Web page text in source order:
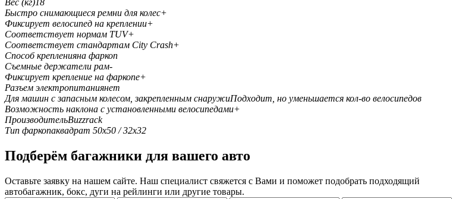
Быстро снимающиеся ремни для колес+
Фиксирует велосипед на креплении+
Соответствует нормам TUV+
Соответствует стандартам City Crash+
Способ крепленияна фаркоп
Съемные держатели рам-
Фиксирует крепление на фаркопе+
Разъем электропитаниянет
Для машин с запасным колесом, закрепленным снаружиПодходит, но уменьшается кол-во велосипедов
Возможность наклона с установленными велосипедами+
ПроизводительBuzzrack
Тип фаркопаквадрат 50х50 / 32х32
Подберём багажники для вашего авто
Оставьте заявку на нашем сайте. Наш специалист свяжется с Вами и поможет подобрать подходящий
автобагажник, бокс, дуги на рейлинги или другие товары.